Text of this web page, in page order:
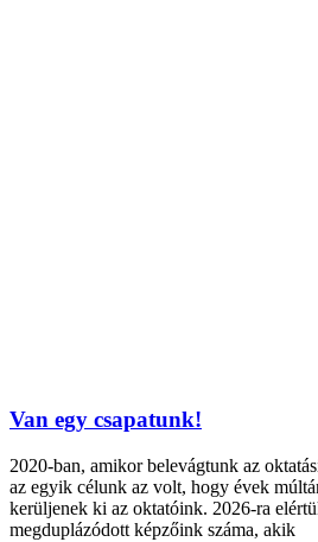
Van egy csapatunk!
2020-ban, amikor belevágtunk az
az egyik célunk az volt, hogy évek
kerüljenek ki az oktatóink. 2026-ra
megduplázódott képzőink száma, akik